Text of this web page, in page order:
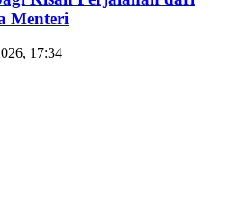
Menteri
17:34